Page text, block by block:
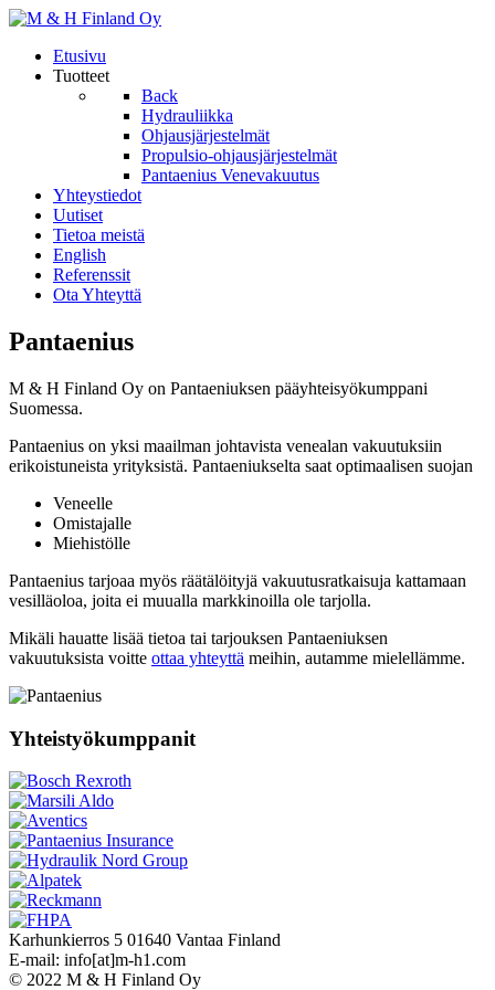
Etusivu
Tuotteet
Back
Hydrauliikka
Ohjausjärjestelmät
Propulsio-ohjausjärjestelmät
Pantaenius Venevakuutus
Yhteystiedot
Uutiset
Tietoa meistä
English
Referenssit
Ota Yhteyttä
Pantaenius
M & H Finland Oy on Pantaeniuksen pääyhteisyökumppani
Suomessa.
Pantaenius on yksi maailman johtavista venealan vakuutuksiin
erikoistuneista yrityksistä. Pantaeniukselta saat optimaalisen suojan
Veneelle
Omistajalle
Miehistölle
Pantaenius tarjoaa myös räätälöityjä vakuutusratkaisuja kattamaan
vesilläoloa, joita ei muualla markkinoilla ole tarjolla.
Mikäli hauatte lisää tietoa tai tarjouksen Pantaeniuksen
vakuutuksista voitte ottaa yhteyttä meihin, autamme mielellämme.
Yhteistyökumppanit
Karhunkierros 5 01640 Vantaa Finland
E-mail: info[at]m-h1.com
© 2022 M & H Finland Oy